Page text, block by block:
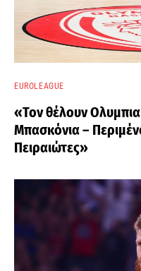
EUROLEAGUE
«Τον θέλουν
Μπασκόνια –
Πειραιώτες»